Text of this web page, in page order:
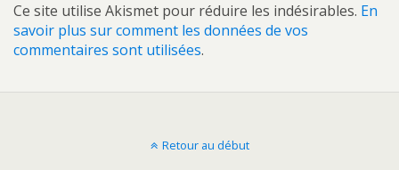
Ce site utilise Akismet pour réduire les indésirables. En
savoir plus sur comment les données de vos
commentaires sont utilisées.
Retour au début